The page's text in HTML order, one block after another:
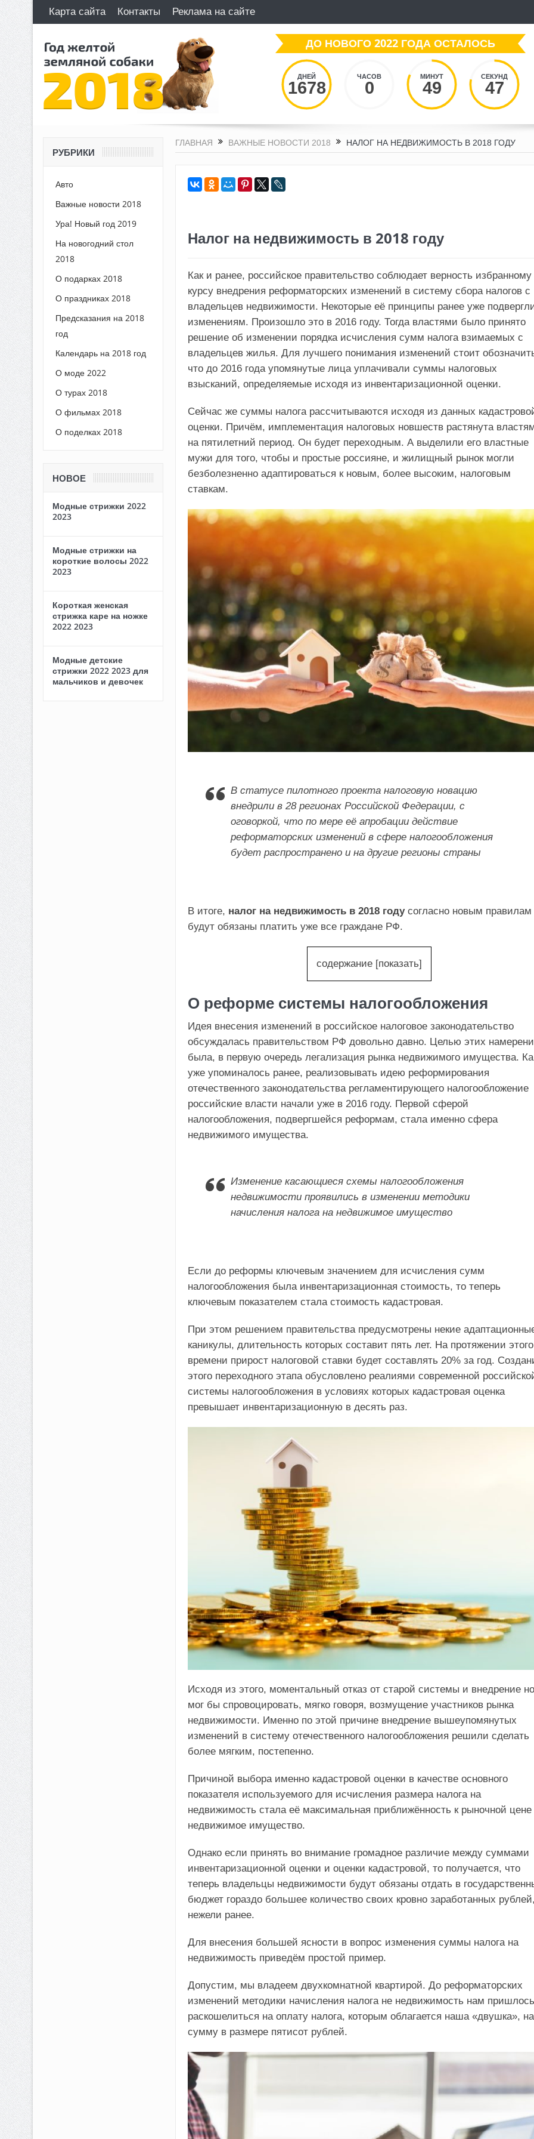
Карта сайта Контакты Реклама на сайте
ДО НОВОГО 2022 ГОДА ОСТАЛОСЬ
ДНЕЙ
1678
ЧАСОВ
0
МИНУТ
49
СЕКУНД
48
ГЛАВНАЯ ВАЖНЫЕ НОВОСТИ 2018 НАЛОГ НА НЕДВИЖИМОСТЬ В 2018 ГОДУ
Налог на недвижимость в 2018 году
Как и ранее, российское правительство соблюдает верность избранному
курсу внедрения реформаторских изменений в систему сбора налогов с
владельцев недвижимости. Некоторые её принципы ранее уже
изменениям. Произошло это в 2016 году. Тогда властями было принято
решение об изменении порядка исчисления сумм налога взимаемых с
владельцев жилья. Для лучшего понимания изменений стоит
что до 2016 года упомянутые лица уплачивали суммы налоговых
взысканий, определяемые исходя из инвентаризационной оценки.
Сейчас же суммы налога рассчитываются исходя из данных
оценки. Причём, имплементация налоговых новшеств растянута
на пятилетний период. Он будет переходным. А выделили его властные
мужи для того, чтобы и простые россияне, и жилищный рынок могли
безболезненно адаптироваться к новым, более высоким, налоговым
ставкам.
В статусе пилотного проекта налоговую новацию
внедрили в 28 регионах Российской Федерации, с
оговоркой, что по мере её апробации действие
реформаторских изменений в сфере налогообложения
будет распространено и на другие регионы страны
В итоге, налог на недвижимость в 2018 годусогласно новым правилам
будут обязаны платить уже все граждане РФ.
содержание [показать]
О реформе системы налогообложения
Идея внесения изменений в российское налоговое законодательство
обсуждалась правительством РФ довольно давно. Целью этих
была, в первую очередь легализация рынка недвижимого имущества.
уже упоминалось ранее, реализовывать идею реформирования
отечественного законодательства регламентирующего налогообложение
российские власти начали уже в 2016 году. Первой сферой
налогообложения, подвергшейся реформам, стала именно сфера
недвижимого имущества.
Изменение касающиеся схемы налогообложения
недвижимости проявились в изменении методики
начисления налога на недвижимое имущество
Если до реформы ключевым значением для исчисления сумм
налогообложения была инвентаризационная стоимость, то теперь
ключевым показателем стала стоимость кадастровая.
При этом решением правительства предусмотрены некие
каникулы, длительность которых составит пять лет. На протяжении этого
времени прирост налоговой ставки будет составлять 20% за год.
этого переходного этапа обусловлено реалиями современной
системы налогообложения в условиях которых кадастровая оценка
превышает инвентаризационную в десять раз.
Исходя из этого, моментальный отказ от старой системы и внедрение
мог бы спровоцировать, мягко говоря, возмущение участников рынка
недвижимости. Именно по этой причине внедрение вышеупомянутых
изменений в систему отечественного налогообложения решили сделать
более мягким, постепенно.
Причиной выбора именно кадастровой оценки в качестве основного
показателя используемого для исчисления размера налога на
недвижимость стала её максимальная приближённость к рыночной цене
недвижимое имущество.
Однако если принять во внимание громадное различие между суммами
инвентаризационной оценки и оценки кадастровой, то получается, что
теперь владельцы недвижимости будут обязаны отдать в
бюджет гораздо большее количество своих кровно заработанных
нежели ранее.
Для внесения большей ясности в вопрос изменения суммы налога на
недвижимость приведём простой пример.
Допустим, мы владеем двухкомнатной квартирой. До реформаторских
изменений методики начисления налога не недвижимость нам
раскошелиться на оплату налога, которым облагается наша «двушка», на
сумму в размере пятисот рублей.
РУБРИКИ
Авто
Важные новости 2018
Ура! Новый год 2019
На новогодний стол
2018
О подарках 2018
О праздниках 2018
Предсказания на 2018
год
Календарь на 2018 год
О моде 2022
О турах 2018
О фильмах 2018
О поделках 2018
НОВОЕ
Модные стрижки 2022
2023
Модные стрижки на
короткие волосы 2022
2023
Короткая женская
стрижка каре на ножке
2022 2023
Модные детские
стрижки 2022 2023 для
мальчиков и девочек